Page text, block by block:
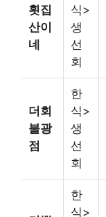
횟집
산이
네
식>
생
선
회
더회
불광
점
한
식>
생
선
회
한
식>